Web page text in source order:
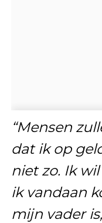
“Mensen
dat ik op
niet zo. Ik
ik vandaan
mijn vader